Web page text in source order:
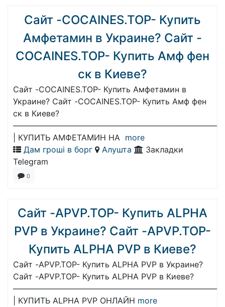
Сайт -COCAINES.TOP- Купить
Амфетамин в Украине? Сайт -
COCAINES.TOP- Купить Амф фен
ск в Киеве?
Сайт -COCAINES.TOP- Купить Амфетамин в
Украине? Сайт -COCAINES.TOP- Купить Амф фен
ск в Киеве?
——————————————————————————
| КУПИТЬ АМФЕТАМИН НА more
Дам гроші в борг
Алушта
Закладки
Telegram
0
Сайт -APVP.TOP- Купить ALPHA
PVP в Украине? Сайт -APVP.TOP-
Купить ALPHA PVP в Киеве?
Сайт -APVP.TOP- Купить ALPHA PVP в Украине?
Сайт -APVP.TOP- Купить ALPHA PVP в Киеве?
| КУПИТЬ ALPHA PVP ОНЛАЙН more